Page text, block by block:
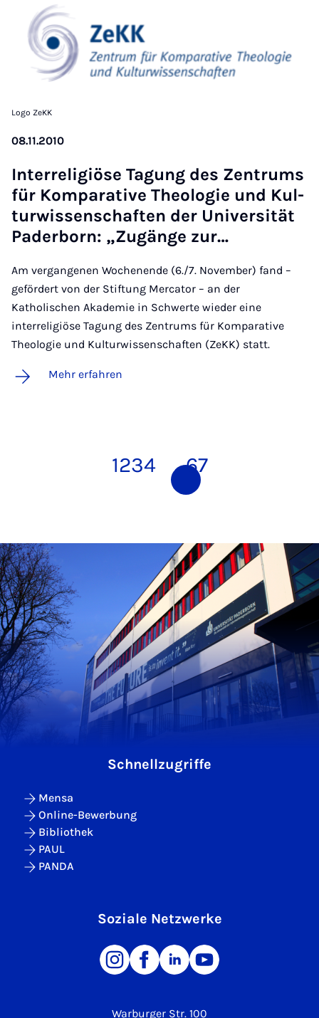
Logo ZeKK
08.11.2010
In­ter­re­li­gi­öse Ta­gung des Zen­trums
für Kom­pa­ra­ti­ve Theo­lo­gie und Kul­
tur­wis­sen­schaf­ten der Uni­ver­si­tät
Pa­der­born: „Zu­gän­ge zur…
Am vergangenen Wochenende (6./7. November) fand –
gefördert von der Stiftung Mercator – an der
Katholischen Akademie in Schwerte wieder eine
interreligiöse Tagung des Zentrums für Komparative
Theologie und Kulturwissenschaften (ZeKK) statt.
Mehr erfahren
1234 5 67
Warburger Str. 100
Schnellzugriffe
Mensa
Online-Bewerbung
Bibliothek
PAUL
PANDA
Soziale Netzwerke